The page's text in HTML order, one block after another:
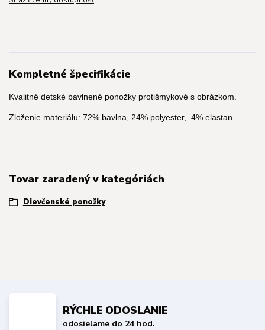
Kompletné špecifikácie
Kvalitné detské bavlnené ponožky protišmykové s obrázkom.
Zloženie materiálu: 72% bavlna, 24% polyester, 4% elastan
Tovar zaradený v kategóriách
Dievčenské ponožky
RÝCHLE ODOSLANIE
odosielame do 24 hod.